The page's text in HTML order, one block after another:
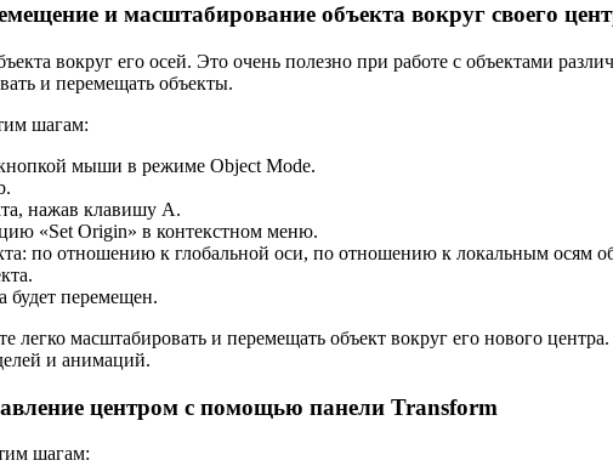
и масштабирование объекта вокруг своего
вокруг его осей. Это очень полезно при работе с объектами
и перемещать объекты.
шагам:
мыши в режиме Object Mode.
нажав клавишу A.
«Set Origin» в контекстном меню.
по отношению к глобальной оси, по отношению к локальным осям
будет перемещен.
масштабировать и перемещать объект вокруг его нового
и анимаций.
центром с помощью панели Transform
шагам: